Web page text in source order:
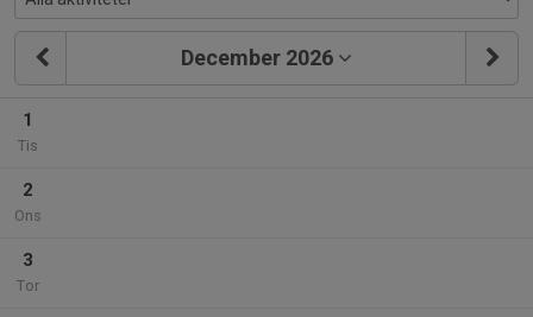
December 2026
1
Tis
2
Ons
3
Tor